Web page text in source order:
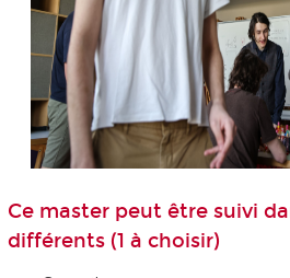
Ce master peut être suivi
différents (1 à choisir)